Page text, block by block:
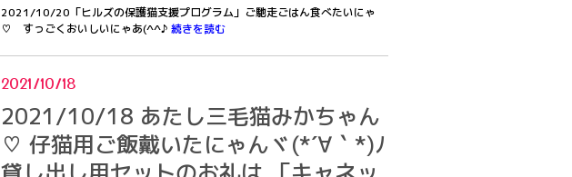
2021/10/20「ヒルズの保護猫支援プログラム」ご馳走ごはん食べたいにゃ
♡ すっごくおいしいにゃあ(^^♪ 続きを読む
2021/10/18
2021/10/18 あたし三毛猫みかちゃん
♡ 仔猫用ご飯戴いたにゃんヾ(*´∀｀*)ﾉ